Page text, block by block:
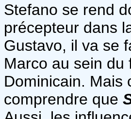
Stefano se rend
précepteur dans
Gustavo, il va se
Marco au sein du
Dominicain. Mais
comprendre que